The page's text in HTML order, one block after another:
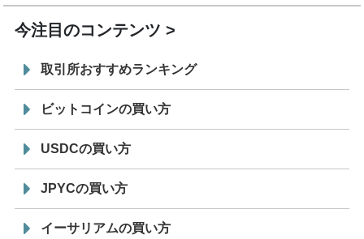
今注目のコンテンツ
取引所おすすめランキング
ビットコインの買い方
USDCの買い方
JPYCの買い方
イーサリアムの買い方